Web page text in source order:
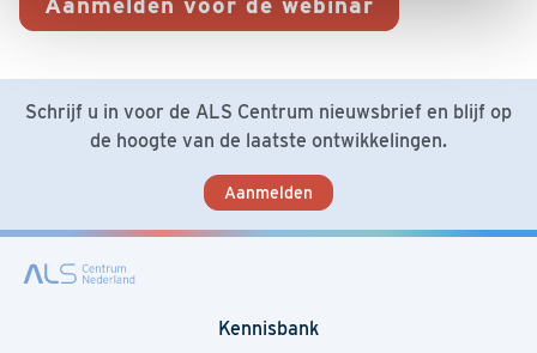
Schrijf u in voor de ALS Centrum nieuwsbrief en blijf op
de hoogte van de laatste ontwikkelingen.
Aanmelden
Kennisbank